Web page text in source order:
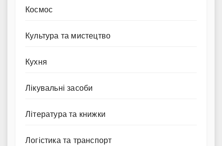
Космос
Культура та мистецтво
Кухня
Лікувальні засоби
Література та книжки
Логістика та транспорт